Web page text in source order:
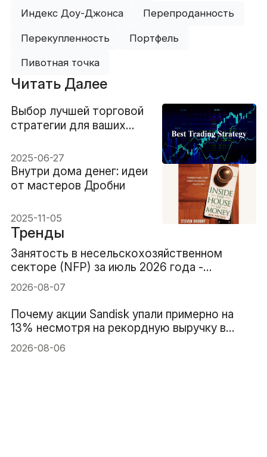
Индекс Доу-Джонса Перепроданность
Перекупленность Портфель
Пивотная точка
Читать Далее
Выбор лучшей торговой
стратегии для ваших
2025-06-27
Внутри дома денег: идеи
от мастеров Дробни
2025-11-05
Тренды
Занятость в несельскохозяйственном
секторе (NFP) за июль 2026 года -
Предыдущее значение: 57 тыс. Прогноз: 83
тыс.
2026-08-07
Почему акции Sandisk упали примерно на
13% несмотря на рекордную выручку в
$8.97B
2026-08-06